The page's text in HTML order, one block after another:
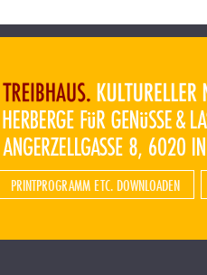
PRINTPROGRAMM ETC. DOWNLOADEN